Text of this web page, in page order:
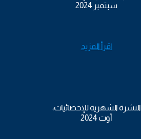
سبتمبر 2024
اقرأ المزيد
النشرة الشهرية للإحصائيات،
أوت 2024